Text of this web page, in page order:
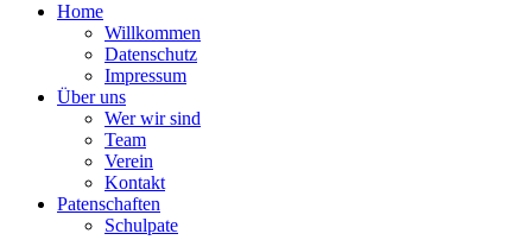
Home
Willkommen
Datenschutz
Impressum
Über uns
Wer wir sind
Team
Verein
Kontakt
Patenschaften
Schulpate